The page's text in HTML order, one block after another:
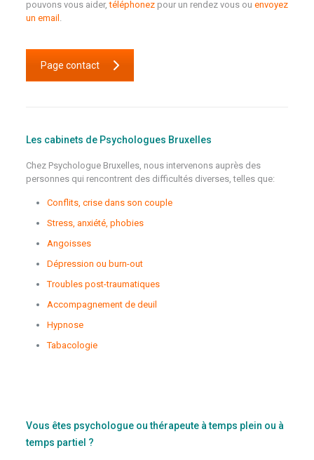
pouvons vous aider,téléphonez pour un rendez vous ou envoyez
un email .
Page contact
Les cabinets de Psychologues Bruxelles
Chez Psychologue Bruxelles, nous intervenons auprès des
personnes qui rencontrent des difficultés diverses, telles que:
Conflits, crise dans son couple
Stress, anxiété, phobies
Angoisses
Dépression ou burn-out
Troubles post-traumatiques
Accompagnement de deuil
Hypnose
Tabacologie
Vous êtes psychologue ou thérapeute à temps plein ou à
temps partiel ?